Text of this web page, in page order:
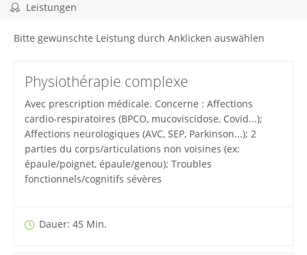
Leistungen
Bitte gewünschte Leistung durch Anklicken auswählen
Physiothérapie complexe
Avec prescription médicale. Concerne : Affections
cardio-respiratoires (BPCO, mucoviscidose, Covid...);
Affections neurologiques (AVC, SEP, Parkinson...); 2
parties du corps/articulations non voisines (ex:
épaule/poignet, épaule/genou); Troubles
fonctionnels/cognitifs sévères
Dauer: 45 Min.